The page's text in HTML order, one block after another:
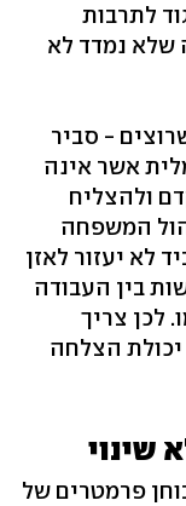
לתרבות
שלא נמדד לא
- סביר
אשר אינה
ולהצליח
המשפחה
לא יעזור לאזן
בין העבודה
לכן צריך
הצלחה
פרמטרים של